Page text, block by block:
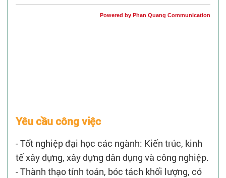
Powered by Phan Quang Communication
Yêu cầu công việc
- Tốt nghiệp đại học các ngành: Kiến trúc, kinh
tế xây dựng, xây dựng dân dụng và công nghiệp.
- Thành thạo tính toán, bóc tách khối lượng, có